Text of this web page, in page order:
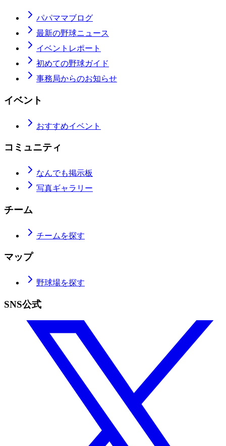
パパママブログ
最新の野球ニュース
イベントレポート
初めての野球ガイド
事務局からのお知らせ
イベント
おすすめイベント
コミュニティ
なんでも掲示板
写真ギャラリー
チーム
チームを探す
マップ
野球場を探す
SNS公式